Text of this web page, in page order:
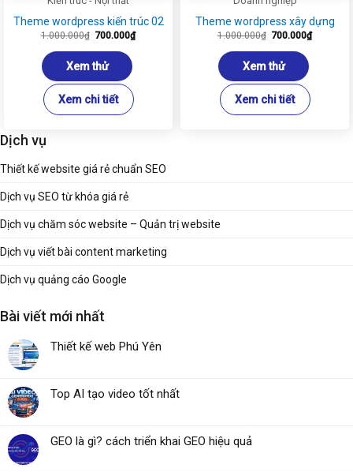
Theme wordpress kiến trúc 02
1.000.000₫ Giá
là:
1.000.000₫.
700.000₫Giá
hiện
Xem thử
Xem chi tiết
Theme wordpress xây dựng
1.000.000₫ Giá
là:
1.000.000₫.
700.000₫Giá
hiện
Xem thử
Xem chi tiết
Dịch vụ
Thiết kế website giá rẻ chuẩn SEO
Dịch vụ SEO từ khóa giá rẻ
Dịch vụ chăm sóc website – Quản trị website
Dịch vụ viết bài content marketing
Dịch vụ quảng cáo Google
Bài viết mới nhất
Thiết kế web Phú Yên
Top AI tạo video tốt nhất
GEO là gì? cách triển khai GEO hiệu quả